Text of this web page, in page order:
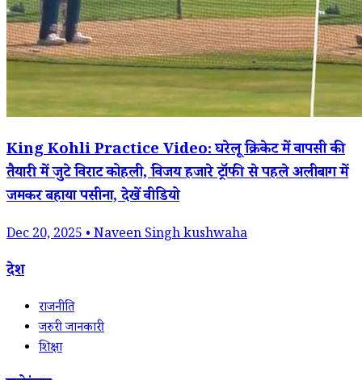
King Kohli Practice Video: घरेलू क्रिकेट में वापसी की
तैयारी में जुटे विराट कोहली, विजय हजारे ट्रॉफी से पहले अलीबाग में
जमकर बहाया पसीना, देखें वीडियो
Dec 20, 2025 • Naveen Singh kushwaha
देश
राजनीति
जरुरी जानकारी
शिक्षा